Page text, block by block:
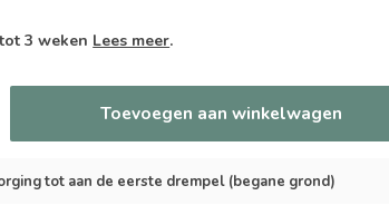
3 weken Lees meer.
Toevoegen aan winkelwagen
tot aan de eerste drempel (begane grond)